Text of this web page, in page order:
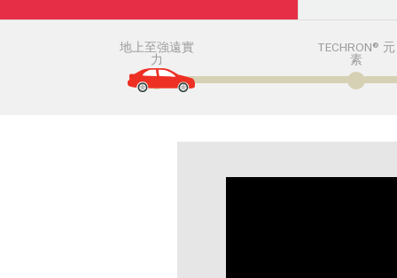
地上至強遠實
力
TECHRON® 元
素